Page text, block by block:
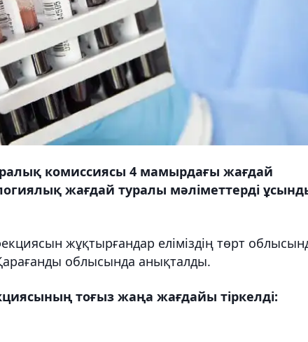
комиссиясы 4 мамырдағы жағдай
жағдай туралы мәліметтерді
жұқтырғандар еліміздің төрт
​​облысында анықталды.
тоғыз жаңа жағдайы тіркелді: